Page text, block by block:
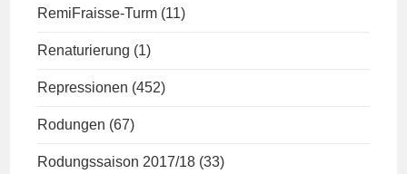
RemiFraisse-Turm (11)
Renaturierung (1)
Repressionen (452)
Rodungen (67)
Rodungssaison 2017/18 (33)